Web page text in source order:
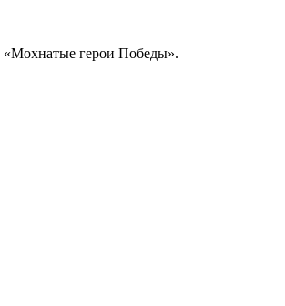
«Мохнатые герои Победы».